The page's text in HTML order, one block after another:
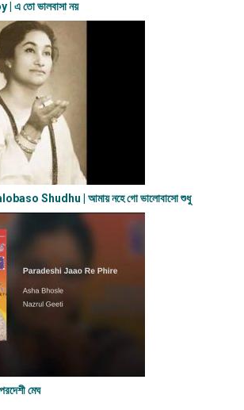
এ তো ভালবাসা ন​য়
Shudhu | আমায় নহে গো ভালোবাসো শুধু
মেঘ